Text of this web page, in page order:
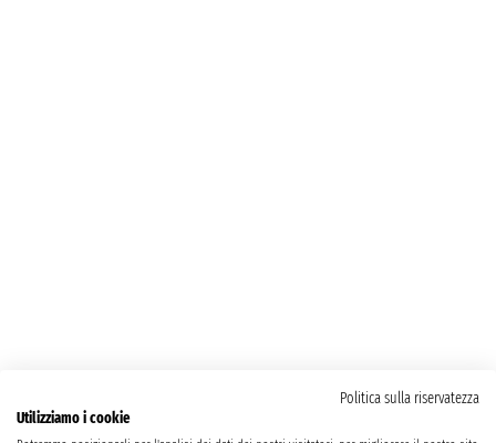
Politica sulla riservatezza
Utilizziamo i cookie